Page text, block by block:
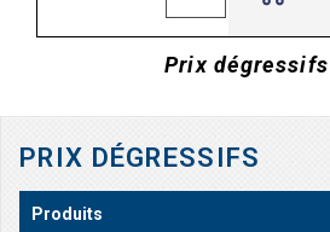
Prix
PRIX DÉGRESSIFS
Produits